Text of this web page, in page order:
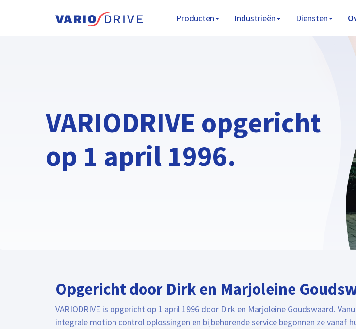
Producten Industrieën Diensten
VARIODRIVE opgericht
op 1 april 1996.
Opgericht door Dirk en Marjoleine
VARIODRIVE is opgericht op 1 april 1996 door Dirk en Marjoleine Goudswaard.
integrale motion control oplossingen en bijbehorende service begonnen ze vanaf